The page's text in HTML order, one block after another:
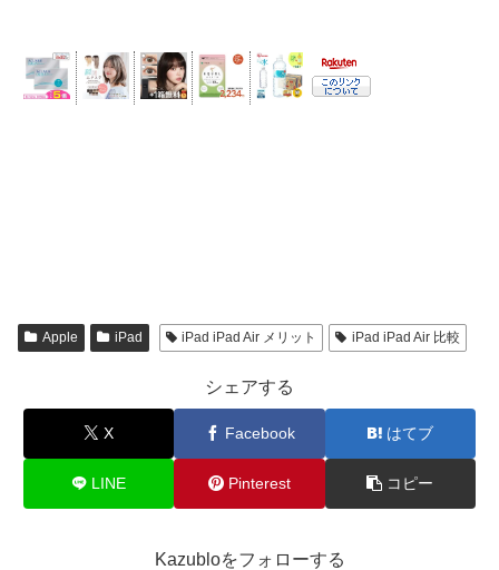
Apple iPad iPad iPad Air メリット iPad iPad Air 比較
シェアする
X Facebook はてブ
LINE Pinterest コピー
Kazubloをフォローする